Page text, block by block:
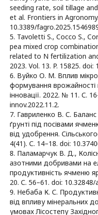
seeding rate, soil tillage
et al. Frontiers in
10.3389/
5. Tavoletti S., Cocco S.,
pea mixed crop
related to N fertilization
2023. Vol. 13. P. 15825.
6. Вуйко О. М. Вплив
формування врожайності
інновації. 2022. № 11. С.
innov.2022.11.2.
7. Гавриленко В. С.
ґрунті під посівами
від удобрення.
4(41). С. 14–18. doi:
8. Паламарчук В. Д.,
азотними добривами на
продуктивність ячменю
20. С. 56–61. doi: 10.32848/
9. Небаба К. С.
від впливу мінеральних
умовах Лісостепу